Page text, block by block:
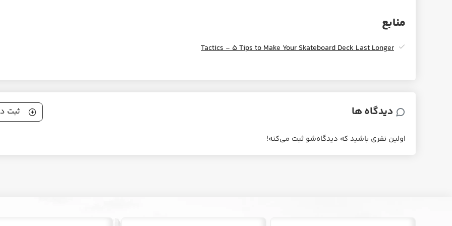
منابع
Tactics - 5 Tips to Make Your Skateboard Deck Last Longer
دیدگاه ها ثبت
اولین نفری باشید که دیدگاه‌شو ثبت می‌کنه!